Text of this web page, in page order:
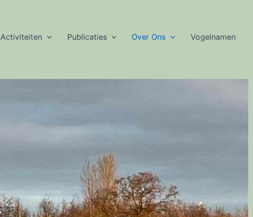
Activiteiten Publicaties Over Ons Vogelnamen